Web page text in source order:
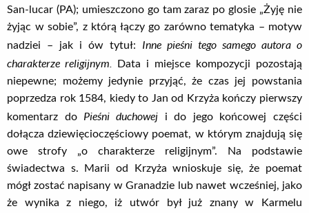
San-lucar (PA); umieszczono go tam zaraz po glosie „Żyję nie
żyjąc w sobie”, z którą łączy go zarówno tematyka – motyw
nadziei – jak i ów tytuł: Inne pieśni tego samego autora o
charakterze religijnym.
Data i miejsce kompozycji pozostają
niepewne; możemy jedynie przyjąć, że czas jej powstania
poprzedza rok 1584, kiedy to Jan od Krzyża kończy pierwszy
komentarz do Pieśni duchoweji do jego końcowej części
dołącza dziewięcioczęściowy poemat, w którym znajdują się
owe strofy „o charakterze religijnym”. Na podstawie
świadectwa s. Marii od Krzyża wnioskuje się, że poemat
mógł zostać napisany w Granadzie lub nawet wcześniej, jako
że wynika z niego, iż utwór był już znany w Karmelu